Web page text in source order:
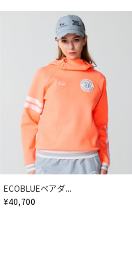
ECOBLUEベアダ...
¥40,700